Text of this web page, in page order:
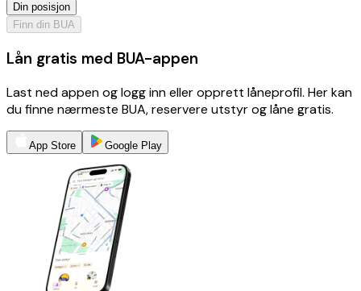
Din posisjon
Finn din BUA
Lån gratis med BUA-appen
Last ned appen og logg inn eller opprett låneprofil. Her kan
du finne nærmeste BUA, reservere utstyr og låne gratis.
App Store Google Play